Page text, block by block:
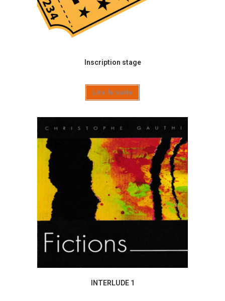
Inscription stage
Lire la suite
INTERLUDE 1